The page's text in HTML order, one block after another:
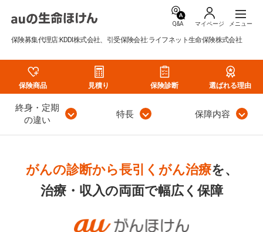
Q&A マイページ
保険募集代理店:KDDI株式会社、引受保険会社:ライフネット生命保険株式会社
保険商品 見積り 保険診断 選ばれる理由
終身・定期
の違い
特長 保障内容
がんの診断から長引くがん治療を、
治療・収入の両面で幅広く保障